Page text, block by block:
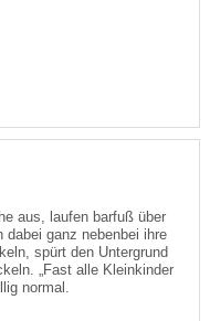
aus, laufen barfuß über
dabei ganz nebenbei ihre
spürt den Untergrund
„Fast alle Kleinkinder
normal.